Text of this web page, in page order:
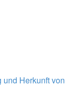
und Herkunft von